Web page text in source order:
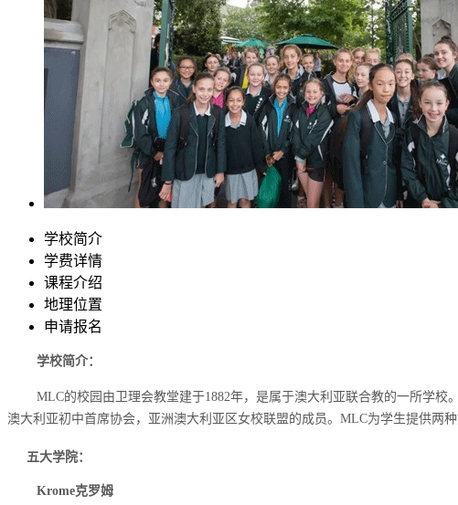
学校简介
学费详情
课程介绍
地理位置
申请报名
学校简介：
MLC的校园由卫理会教堂建于1882年，是属于澳大利亚联合教的一所学校
澳大利亚初中首席协会，亚洲澳大利亚区女校联盟的成员。MLC为学生提供两
五大学院：
Krome克罗姆